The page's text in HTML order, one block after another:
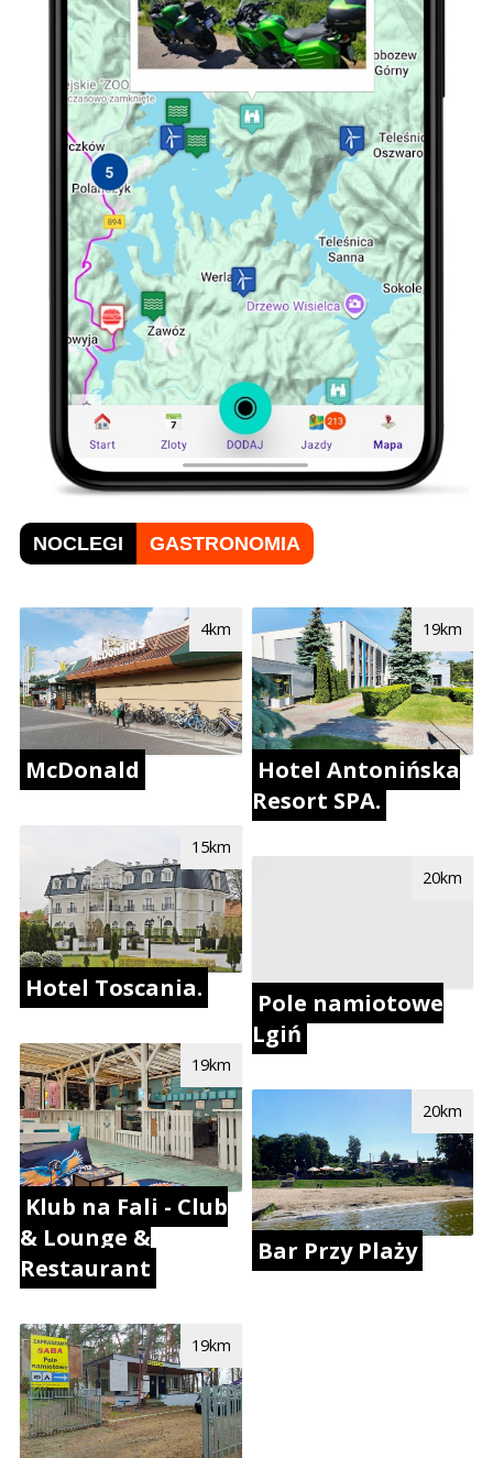
NOCLEGI GASTRONOMIA
McDonald
4km
Hotel Toscania.
15km
Klub na Fali - Club
& Lounge &
Restaurant
19km
19km
Hotel Antonińska
Resort SPA.
19km
Pole namiotowe
Lgiń
20km
Bar Przy Plaży
20km